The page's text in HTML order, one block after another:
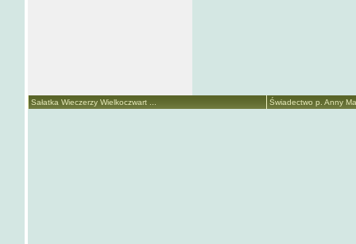
Sałatka Wieczerzy Wielkoczwart ... Świadectwo p. Anny